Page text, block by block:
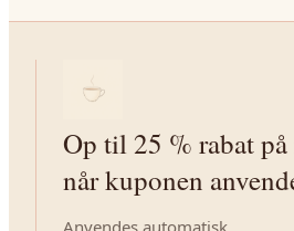
Op til 25 % rabat
når kuponen
Anvendes automatisk